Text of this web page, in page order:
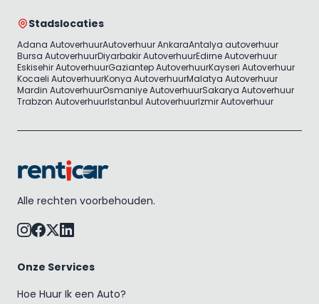
Stadslocaties
Adana AutoverhuurAutoverhuur AnkaraAntalya autoverhuur
Bursa AutoverhuurDiyarbakir AutoverhuurEdirne Autoverhuur
Eskisehir AutoverhuurGaziantep AutoverhuurKayseri Autoverhuur
Kocaeli AutoverhuurKonya AutoverhuurMalatya Autoverhuur
Mardin AutoverhuurOsmaniye AutoverhuurSakarya Autoverhuur
Trabzon AutoverhuurIstanbul AutoverhuurIzmir Autoverhuur
Alle rechten voorbehouden.
Onze Services
Hoe Huur Ik een Auto?